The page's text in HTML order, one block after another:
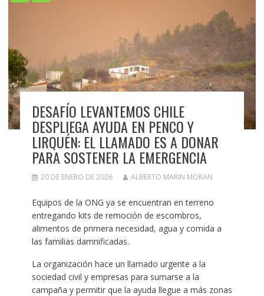
DESAFÍO LEVANTEMOS CHILE
DESPLIEGA AYUDA EN PENCO Y
LIRQUÉN: EL LLAMADO ES A DONAR
PARA SOSTENER LA EMERGENCIA
20 DE ENERO DE 2026 ALBERTO MARIN MORAN
Equipos de la ONG ya se encuentran en terreno
entregando kits de remoción de escombros,
alimentos de primera necesidad, agua y comida a
las familias damnificadas.
La organización hace un llamado urgente a la
sociedad civil y empresas para sumarse a la
campaña y permitir que la ayuda llegue a más zonas